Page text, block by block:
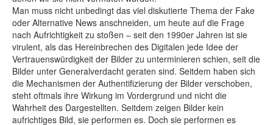
Man muss nicht unbedingt das viel diskutierte Thema der Fake
oder Alternative News anschneiden, um heute auf die Frage
nach Aufrichtigkeit zu stoßen – seit den 1990er Jahren ist sie
virulent, als das Hereinbrechen des Digitalen jede Idee der
Vertrauenswürdigkeit der Bilder zu unterminieren schien, seit die
Bilder unter Generalverdacht geraten sind. Seitdem haben sich
die Mechanismen der Authentifizierung der Bilder verschoben,
steht oftmals ihre Wirkung im Vordergrund und nicht die
Wahrheit des Dargestellten. Seitdem zeigen Bilder kein
aufrichtiges Bild, sie performen es. Doch sie performen es